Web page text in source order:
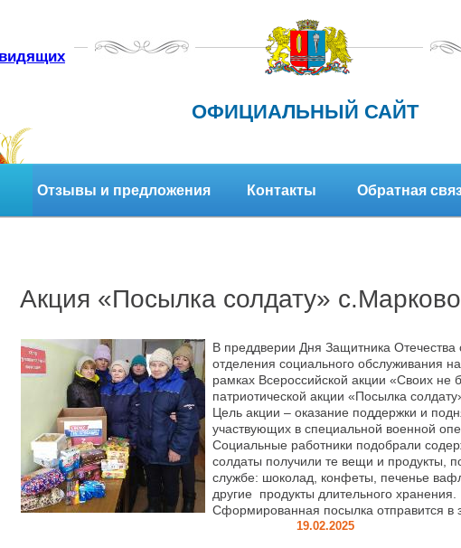
ОФИЦИАЛЬНЫЙ САЙТ
Отзывы и предложения Контакты Обратная
Акция «Посылка солдату» с.Марково
19.02.2025
В преддверии Дня Защитника Отечества
отделения социального обслуживания
рамках Всероссийской акции «Своих не
патриотической акции «Посылка
Цель акции – оказание поддержки и
участвующих в специальной военной
Социальные работники подобрали
солдаты получили те вещи и продукты,
службе: шоколад, конфеты, печенье
другие продукты длительного хранения.
Сформированная посылка отправится в